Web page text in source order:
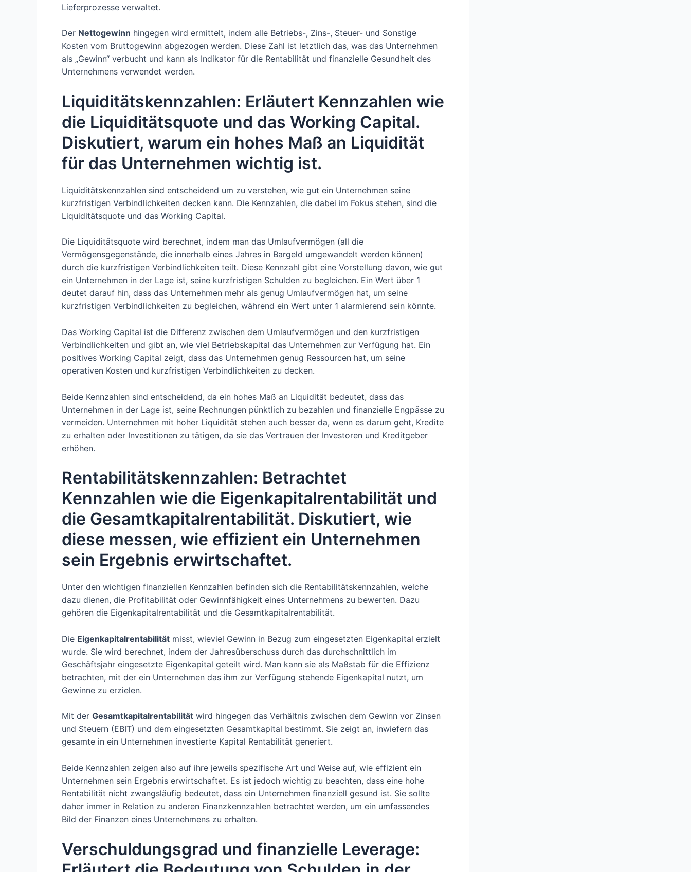
Lieferprozesse verwaltet.
Der Nettogewinn hingegen wird ermittelt, indem alle Betriebs-, Zins-, Steuer- und Sonstige
Kosten vom Bruttogewinn abgezogen werden. Diese Zahl ist letztlich das, was das Unternehmen
als „Gewinn“ verbucht und kann als Indikator für die Rentabilität und finanzielle Gesundheit des
Unternehmens verwendet werden.
Liquiditätskennzahlen: Erläutert Kennzahlen wie
die Liquiditätsquote und das Working Capital.
Diskutiert, warum ein hohes Maß an Liquidität
für das Unternehmen wichtig ist.
Liquiditätskennzahlen sind entscheidend um zu verstehen, wie gut ein Unternehmen seine
kurzfristigen Verbindlichkeiten decken kann. Die Kennzahlen, die dabei im Fokus stehen, sind die
Liquiditätsquote und das Working Capital.
Die Liquiditätsquote wird berechnet, indem man das Umlaufvermögen (all die
Vermögensgegenstände, die innerhalb eines Jahres in Bargeld umgewandelt werden können)
durch die kurzfristigen Verbindlichkeiten teilt. Diese Kennzahl gibt eine Vorstellung davon, wie gut
ein Unternehmen in der Lage ist, seine kurzfristigen Schulden zu begleichen. Ein Wert über 1
deutet darauf hin, dass das Unternehmen mehr als genug Umlaufvermögen hat, um seine
kurzfristigen Verbindlichkeiten zu begleichen, während ein Wert unter 1 alarmierend sein könnte.
Das Working Capital ist die Differenz zwischen dem Umlaufvermögen und den kurzfristigen
Verbindlichkeiten und gibt an, wie viel Betriebskapital das Unternehmen zur Verfügung hat. Ein
positives Working Capital zeigt, dass das Unternehmen genug Ressourcen hat, um seine
operativen Kosten und kurzfristigen Verbindlichkeiten zu decken.
Beide Kennzahlen sind entscheidend, da ein hohes Maß an Liquidität bedeutet, dass das
Unternehmen in der Lage ist, seine Rechnungen pünktlich zu bezahlen und finanzielle Engpässe zu
vermeiden. Unternehmen mit hoher Liquidität stehen auch besser da, wenn es darum geht, Kredite
zu erhalten oder Investitionen zu tätigen, da sie das Vertrauen der Investoren und Kreditgeber
erhöhen.
Rentabilitätskennzahlen: Betrachtet
Kennzahlen wie die Eigenkapitalrentabilität und
die Gesamtkapitalrentabilität. Diskutiert, wie
diese messen, wie effizient ein Unternehmen
sein Ergebnis erwirtschaftet.
Unter den wichtigen finanziellen Kennzahlen befinden sich die Rentabilitätskennzahlen, welche
dazu dienen, die Profitabilität oder Gewinnfähigkeit eines Unternehmens zu bewerten. Dazu
gehören die Eigenkapitalrentabilität und die Gesamtkapitalrentabilität.
Die Eigenkapitalrentabilität misst, wieviel Gewinn in Bezug zum eingesetzten Eigenkapital erzielt
wurde. Sie wird berechnet, indem der Jahresüberschuss durch das durchschnittlich im
Geschäftsjahr eingesetzte Eigenkapital geteilt wird. Man kann sie als Maßstab für die Effizienz
betrachten, mit der ein Unternehmen das ihm zur Verfügung stehende Eigenkapital nutzt, um
Gewinne zu erzielen.
Mit der Gesamtkapitalrentabilität wird hingegen das Verhältnis zwischen dem Gewinn vor Zinsen
und Steuern (EBIT) und dem eingesetzten Gesamtkapital bestimmt. Sie zeigt an, inwiefern das
gesamte in ein Unternehmen investierte Kapital Rentabilität generiert.
Beide Kennzahlen zeigen also auf ihre jeweils spezifische Art und Weise auf, wie effizient ein
Unternehmen sein Ergebnis erwirtschaftet. Es ist jedoch wichtig zu beachten, dass eine hohe
Rentabilität nicht zwangsläufig bedeutet, dass ein Unternehmen finanziell gesund ist. Sie sollte
daher immer in Relation zu anderen Finanzkennzahlen betrachtet werden, um ein umfassendes
Bild der Finanzen eines Unternehmens zu erhalten.
Verschuldungsgrad und finanzielle Leverage: